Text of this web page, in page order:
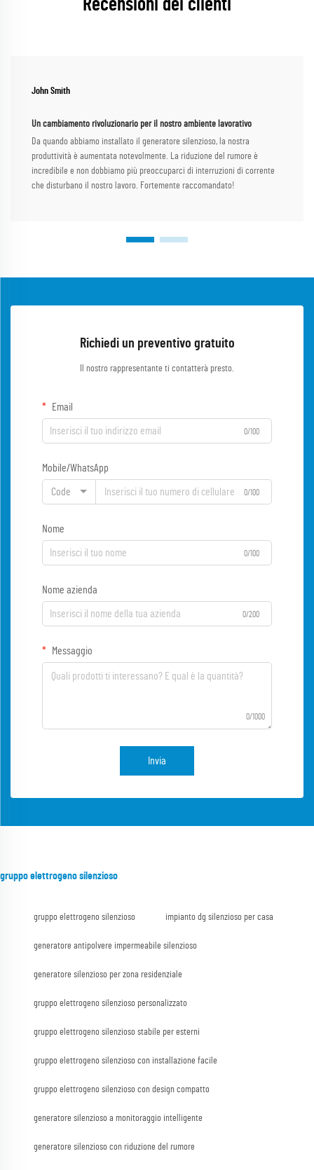
Recensioni dei clienti
John Smith
Un cambiamento rivoluzionario per il nostro ambiente lavorativo
Da quando abbiamo installato il generatore silenzioso, la nostra
produttività è aumentata notevolmente. La riduzione del rumore è
incredibile e non dobbiamo più preoccuparci di interruzioni di corrente
che disturbano il nostro lavoro. Fortemente raccomandato!
Richiedi un preventivo gratuito
Il nostro rappresentante ti contatterà presto.
Email
0/100
Mobile/WhatsApp
Code 0/100
Nome
0/100
Nome azienda
0/200
Messaggio
0/1000
Invia
gruppo elettrogeno silenzioso
gruppo elettrogeno silenzioso impianto dg silenzioso per casa
generatore antipolvere impermeabile silenzioso
generatore silenzioso per zona residenziale
gruppo elettrogeno silenzioso personalizzato
gruppo elettrogeno silenzioso stabile per esterni
gruppo elettrogeno silenzioso con installazione facile
gruppo elettrogeno silenzioso con design compatto
generatore silenzioso a monitoraggio intelligente
generatore silenzioso con riduzione del rumore